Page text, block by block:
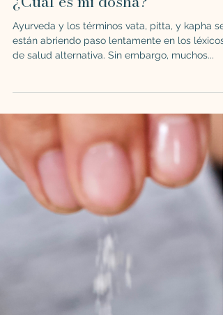
SALUD
Introducción al ayurveda:
Ayurveda y los términos vata, pitta, y kapha se
de salud alternativa. Sin embargo, muchos...